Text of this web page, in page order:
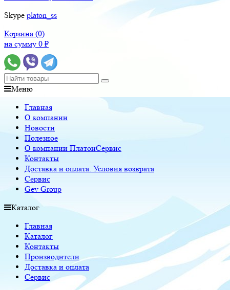
Skype platon_ss
Корзина (0)
на сумму 0 ₽
Меню
Главная
О компании
Новости
Полезное
О компании ПлатонСервис
Контакты
Доставка и оплата. Условия возврата
Сервис
Gev Group
Каталог
Главная
Каталог
Контакты
Производители
Доставка и оплата
Сервис